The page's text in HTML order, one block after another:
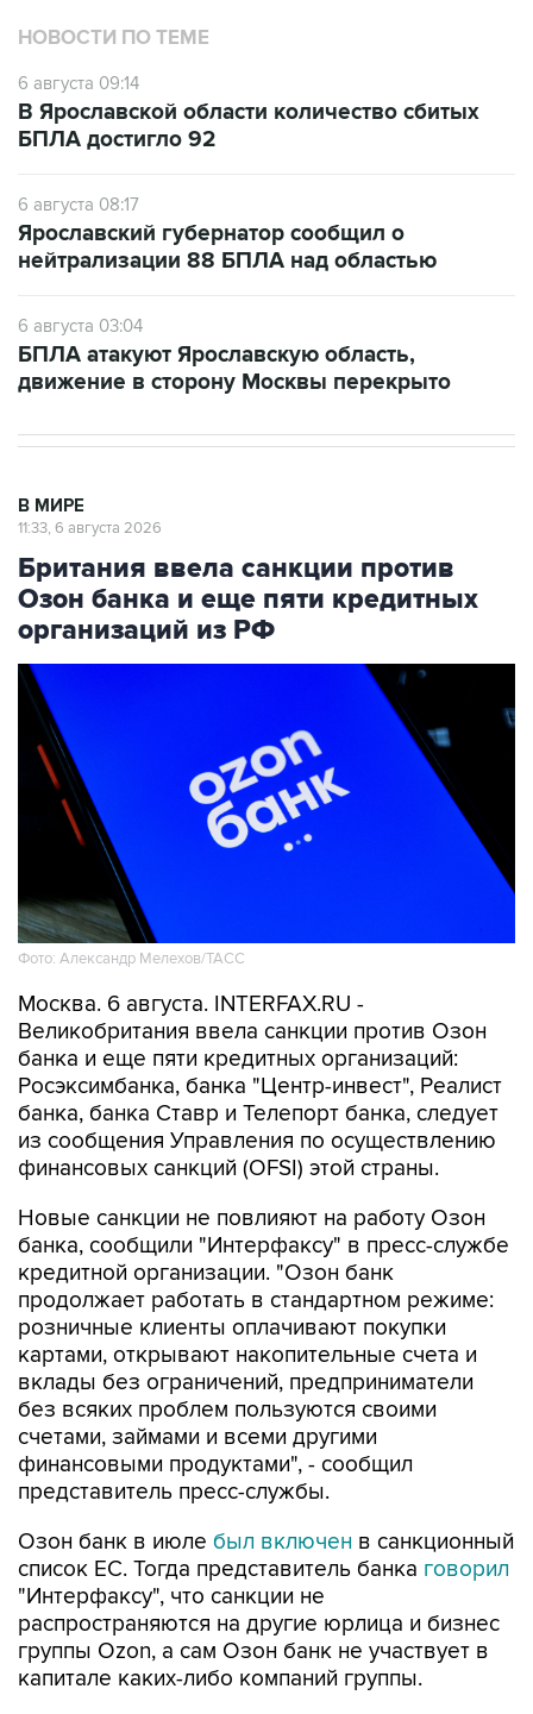
НОВОСТИ ПО ТЕМЕ
6 августа 09:14
В Ярославской области количество сбитых
БПЛА достигло 92
6 августа 08:17
Ярославский губернатор сообщил о
нейтрализации 88 БПЛА над областью
6 августа 03:04
БПЛА атакуют Ярославскую область,
движение в сторону Москвы перекрыто
В МИРЕ
11:33, 6 августа 2026
Британия ввела санкции против
Озон банка и еще пяти кредитных
организаций из РФ
Фото: Александр Мелехов/ТАСС
Москва. 6 августа. INTERFAX.RU -
Великобритания ввела санкции против Озон
банка и еще пяти кредитных организаций:
Росэксимбанка, банка "Центр-инвест", Реалист
банка, банка Ставр и Телепорт банка, следует
из сообщения Управления по осуществлению
финансовых санкций (OFSI) этой страны.
Новые санкции не повлияют на работу Озон
банка, сообщили "Интерфаксу" в пресс-службе
кредитной организации. "Озон банк
продолжает работать в стандартном режиме:
розничные клиенты оплачивают покупки
картами, открывают накопительные счета и
вклады без ограничений, предприниматели
без всяких проблем пользуются своими
счетами, займами и всеми другими
финансовыми продуктами", - сообщил
представитель пресс-службы.
Озон банк в июле был включен в санкционный
список ЕС. Тогда представитель банка говорил
"Интерфаксу", что санкции не
распространяются на другие юрлица и бизнес
группы Ozon, а сам Озон банк не участвует в
капитале каких-либо компаний группы.